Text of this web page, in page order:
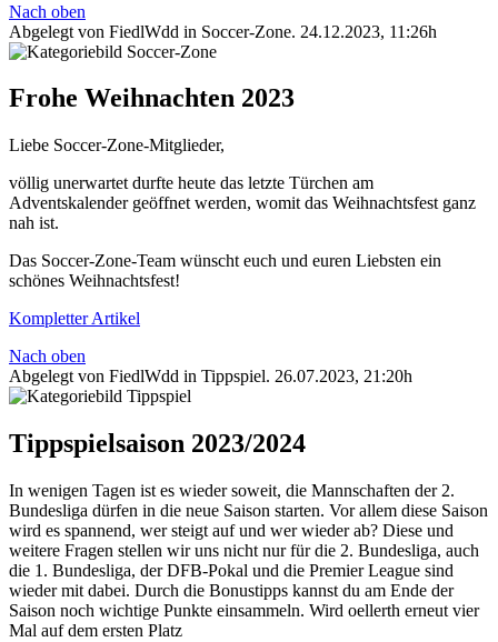
Nach oben
Abgelegt von FiedlWdd in Soccer-Zone. 24.12.2023, 11:26h
Frohe Weihnachten 2023
Liebe Soccer-Zone-Mitglieder,
völlig unerwartet durfte heute das letzte Türchen am
Adventskalender geöffnet werden, womit das Weihnachtsfest ganz
nah ist.​
Das Soccer-Zone-Team wünscht euch und euren Liebsten ein
schönes Weihnachtsfest!
Kompletter Artikel
Nach oben
Abgelegt von FiedlWdd in Tippspiel. 26.07.2023, 21:20h
Tippspielsaison 2023/2024
In wenigen Tagen ist es wieder soweit, die Mannschaften der 2.
Bundesliga dürfen in die neue Saison starten. Vor allem diese Saison
wird es spannend, wer steigt auf und wer wieder ab? Diese und
weitere Fragen stellen wir uns nicht nur für die 2. Bundesliga, auch
die 1. Bundesliga, der DFB-Pokal und die Premier League sind
wieder mit dabei. Durch die Bonustipps kannst du am Ende der
Saison noch wichtige Punkte einsammeln. Wird oellerth erneut vier
Mal auf dem ersten Platz